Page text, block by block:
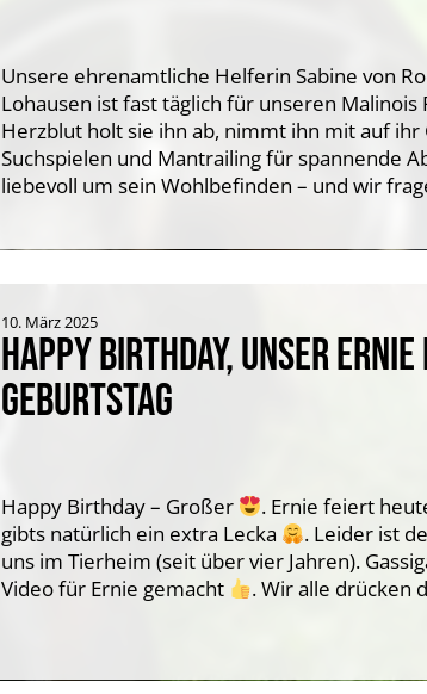
Unsere ehrenamtliche Helferin Sabine von
Lohausen ist fast täglich für unseren Malinois
Herzblut holt sie ihn ab, nimmt ihn mit auf
Suchspielen und Mantrailing für spannende
liebevoll um sein Wohlbefinden – und wir
10. März 2025
HAPPY BIRTHDAY, UNSER
GEBURTSTAG
Happy Birthday – Großer . Ernie feiert
gibts natürlich ein extra Lecka
. Leider ist
uns im Tierheim (seit über vier Jahren).
Video für Ernie gemacht
. Wir alle drücken